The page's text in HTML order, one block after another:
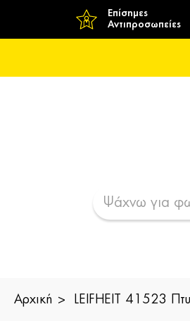
Επίσημες
Αντιπροσωπείες
Αρχική LEIFHEIT 41523